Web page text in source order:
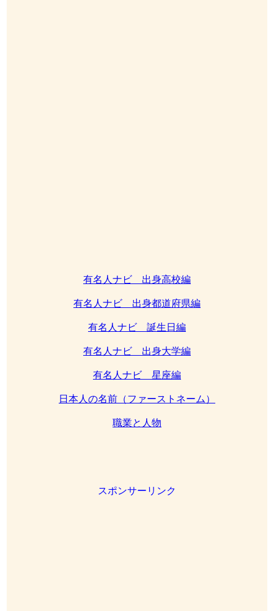
有名人ナビ 出身高校編
有名人ナビ 出身都道府県編
有名人ナビ 誕生日編
有名人ナビ 出身大学編
有名人ナビ 星座編
日本人の名前（ファーストネーム）
職業と人物
スポンサーリンク